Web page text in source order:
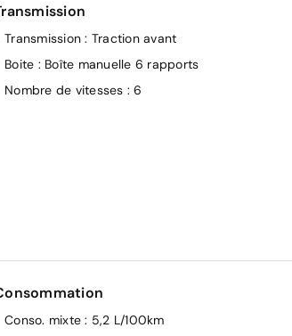
Transmission: Traction avant
Boite : Boîte manuelle 6 rapports
Nombre de vitesses : 6
Conso. mixte: 5,2 L/100km